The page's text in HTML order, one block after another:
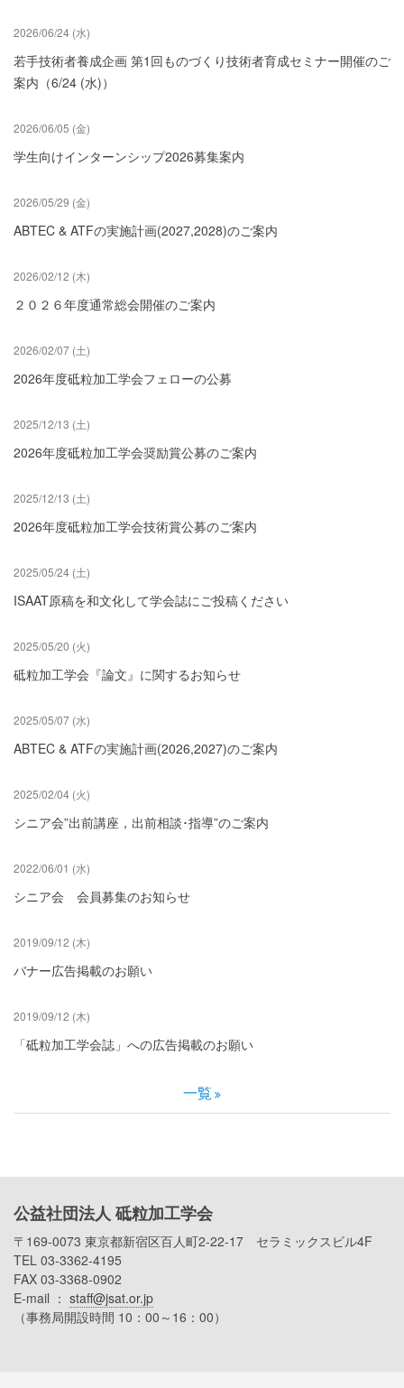
2026/06/24 (水)
若手技術者養成企画 第1回ものづくり技術者育成セミナー開催のご
案内（6/24 (水)）
2026/06/05 (金)
学生向けインターンシップ2026募集案内
2026/05/29 (金)
ABTEC & ATFの実施計画(2027,2028)のご案内
2026/02/12 (木)
２０２６年度通常総会開催のご案内
2026/02/07 (土)
2026年度砥粒加工学会フェローの公募
2025/12/13 (土)
2026年度砥粒加工学会奨励賞公募のご案内
2025/12/13 (土)
2026年度砥粒加工学会技術賞公募のご案内
2025/05/24 (土)
ISAAT原稿を和文化して学会誌にご投稿ください
2025/05/20 (火)
砥粒加工学会『論文』に関するお知らせ
2025/05/07 (水)
ABTEC & ATFの実施計画(2026,2027)のご案内
2025/02/04 (火)
シニア会”出前講座，出前相談･指導”のご案内
2022/06/01 (水)
シニア会 会員募集のお知らせ
2019/09/12 (木)
バナー広告掲載のお願い
2019/09/12 (木)
「砥粒加工学会誌」への広告掲載のお願い
一覧
公益社団法人 砥粒加工学会
〒169-0073 東京都新宿区百人町2-22-17 セラミックスビル4F
TEL 03-3362-4195
FAX 03-3368-0902
E-mail ： staff@jsat.or.jp
（事務局開設時間 10：00～16：00）